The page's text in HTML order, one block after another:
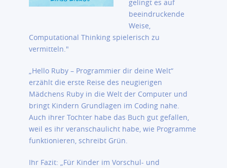
gelingt es auf
beeindruckende
Weise,
Computational Thinking spielerisch zu
vermitteln."
„Hello Ruby – Programmier dir deine Welt“
erzählt die erste Reise des neugierigen
Mädchens Ruby in die Welt der Computer und
bringt Kindern Grundlagen im Coding nahe.
Auch ihrer Tochter habe das Buch gut gefallen,
weil es ihr veranschaulicht habe, wie Programme
funktionieren, schreibt Grün.
Ihr Fazit: „Für Kinder im Vorschul- und